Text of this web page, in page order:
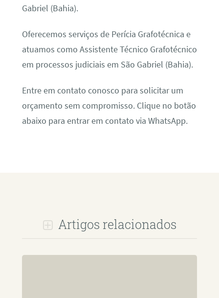
Gabriel (Bahia).
Oferecemos serviços de Perícia Grafotécnica e
atuamos como Assistente Técnico Grafotécnico
em processos judiciais em São Gabriel (Bahia).
Entre em contato conosco para solicitar um
orçamento sem compromisso. Clique no botão
abaixo para entrar em contato via WhatsApp.
Artigos relacionados